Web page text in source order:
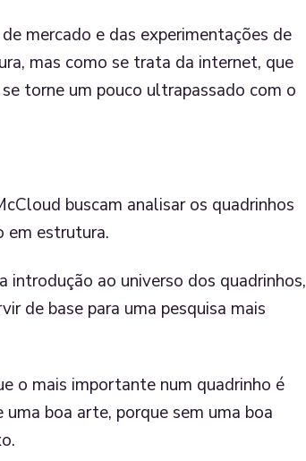
mercado e das experimentações de
mas como se trata da internet, que
torne um pouco ultrapassado com o
buscam analisar os quadrinhos
em estrutura.
introdução ao universo dos quadrinhos,
de base para uma pesquisa mais
o mais importante num quadrinho é
boa arte, porque sem uma boa